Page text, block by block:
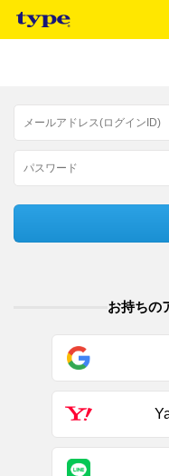
お持ちの